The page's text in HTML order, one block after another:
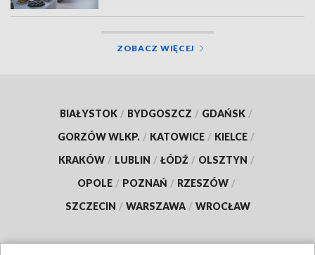
ZOBACZ WIĘCEJ
BIAŁYSTOK / BYDGOSZCZ / GDAŃSK /
GORZÓW WLKP. / KATOWICE / KIELCE /
KRAKÓW / LUBLIN / ŁÓDŹ / OLSZTYN /
OPOLE / POZNAŃ / RZESZÓW /
SZCZECIN / WARSZAWA / WROCŁAW